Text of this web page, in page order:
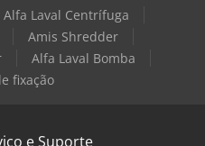
Alfa Laval Centrífuga
Amis Shredder
Alfa Laval Bomba
fixação
e Suporte